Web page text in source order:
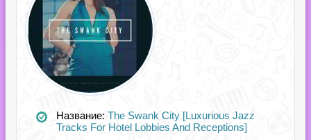
Название: The Swank City [Luxurious Jazz
Tracks For Hotel Lobbies And Receptions]